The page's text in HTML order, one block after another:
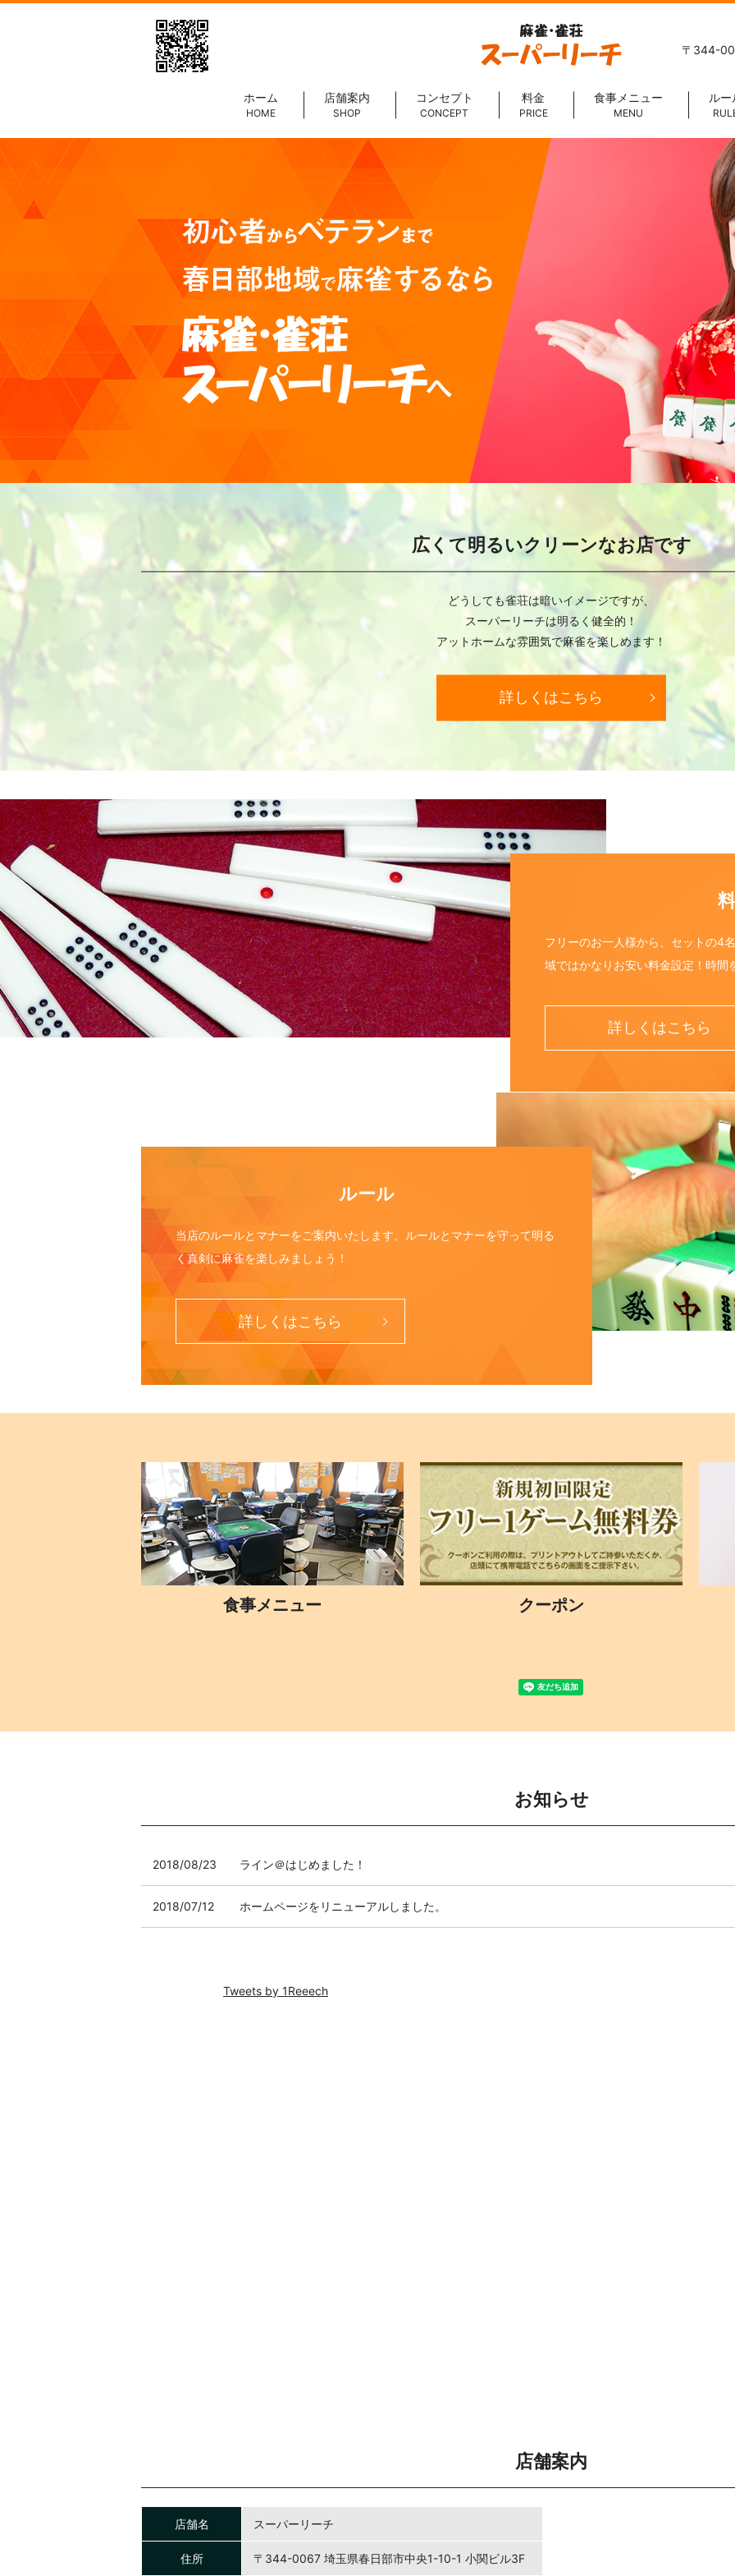
〒344-
ホーム
HOME
店舗案内
SHOP
コンセプト
CONCEPT
料金
PRICE
食事メニュー
MENU
ルー
広くて明るいクリーンなお店です
どうしても雀荘は暗いイメージですが、
スーパーリーチは明るく健全的！
アットホームな雰囲気で麻雀を楽しめます！
詳しくはこちら
フリーのお一人様から、セットの4
域ではかなりお安い料金設定！時間
詳しくはこちら
ルール
当店のルールとマナーをご案内いたします。ルールとマナーを守って明る
く真剣に麻雀を楽しみましょう！
詳しくはこちら
食事メニュー クーポン
お知らせ
2018/08/23 ライン＠はじめました！
2018/07/12 ホームページをリニューアルしました。
Tweets by 1Reeech
店舗案内
店舗名 スーパーリーチ
住所 〒344-0067 埼玉県春日部市中央1-10-1 小関ビル3F